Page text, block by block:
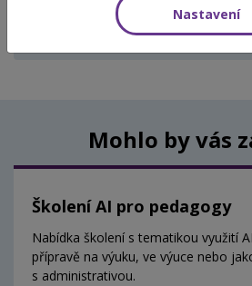
Aktuálně nejsou vypsány
Mohlo by vás
Školení AI pro pedagogy
Nabídka školení s tematikou využití
přípravě na výuku, ve výuce nebo
s administrativou.
Nastavení